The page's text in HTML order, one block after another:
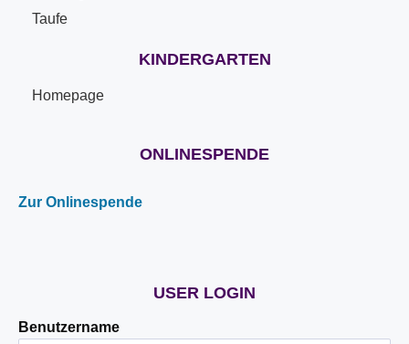
Taufe
KINDERGARTEN
Homepage
ONLINESPENDE
Zur Onlinespende
USER LOGIN
Benutzername